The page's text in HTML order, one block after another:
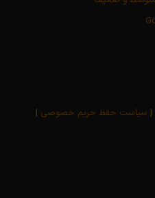
| سیاست حفظ حریم خصوصی |